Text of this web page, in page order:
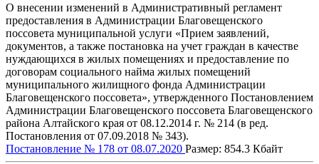
О внесении изменений в Административный регламент
предоставления в Администрации Благовещенского
поссовета муниципальной услуги «Прием заявлений,
документов, а также постановка на учет граждан в качестве
нуждающихся в жилых помещениях и предоставление по
договорам социального найма жилых помещений
муниципального жилищного фонда Администрации
Благовещенского поссовета», утвержденного Постановлением
Администрации Благовещенского поссовета Благовещенского
района Алтайского края от 08.12.2014 г. № 214 (в ред.
Постановления от 07.09.2018 № 343).
Постановление № 178 от 08.07.2020 Размер: 854.3 Кбайт